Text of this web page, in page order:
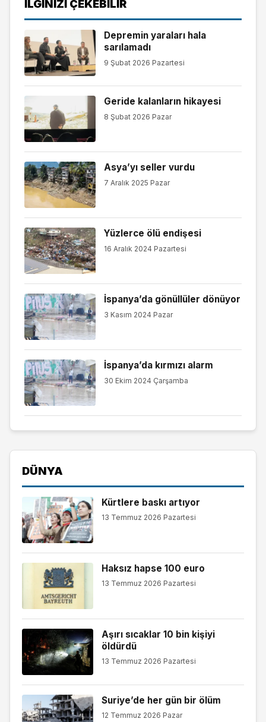
İLGINIZI ÇEKEBILIR
Depremin yaraları hala
sarılamadı
9 Şubat 2026 Pazartesi
Geride kalanların hikayesi
8 Şubat 2026 Pazar
Asya’yı seller vurdu
7 Aralık 2025 Pazar
Yüzlerce ölü endişesi
16 Aralık 2024 Pazartesi
İspanya’da gönüllüler dönüyor
3 Kasım 2024 Pazar
İspanya’da kırmızı alarm
30 Ekim 2024 Çarşamba
DÜNYA
Kürtlere baskı artıyor
13 Temmuz 2026 Pazartesi
Haksız hapse 100 euro
13 Temmuz 2026 Pazartesi
Aşırı sıcaklar 10 bin kişiyi
öldürdü
13 Temmuz 2026 Pazartesi
Suriye’de her gün bir ölüm
12 Temmuz 2026 Pazar